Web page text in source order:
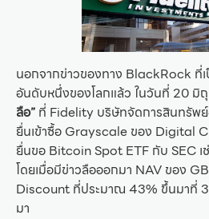
นอกจากข่าวของทาง BlackRock ที่
อันดับหนึ่งของโลกแล้ว ในวันที่ 20 มิ
ลือ” ที่ Fidelity บริษัทจัดการสินทรัพ
ยื่นเข้าซื้อ Grayscale ของ Digital
ยื่นขอ Bitcoin Spot ETF กับ SEC
โดยเมื่อมีข่าวลือออกมา NAV ของ
Discount ที่ประมาณ 43% ขึ้นมาที่
มา